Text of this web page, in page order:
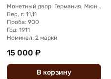
Монетный двор: Германия, Мюнхен
Вес, г: 11,11
Проба: 900
Год: 1911
Номинал: 2 марки
15 000 ₽
В корзину